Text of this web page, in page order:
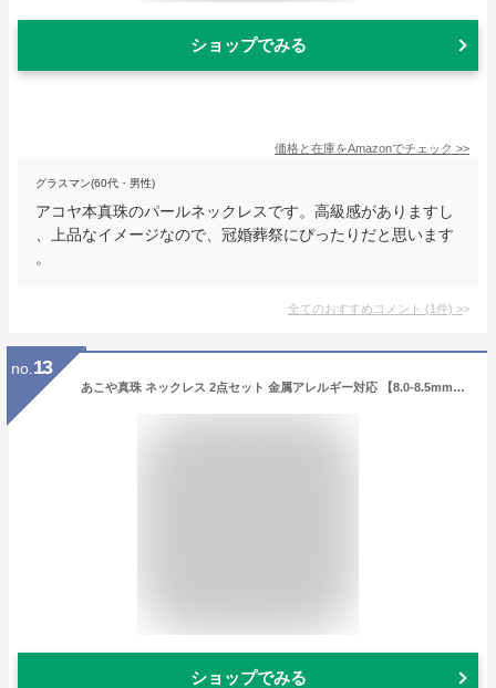
ショップでみる
価格と在庫をAmazonでチェック >>
グラスマン(60代・男性)
アコヤ本真珠のパールネックレスです。高級感がありますし
、上品なイメージなので、冠婚葬祭にぴったりだと思います
。
全てのおすすめコメント (1件) >
no. 13
あこや真珠 ネックレス 2点セット 金属アレルギー対応 【8.0-8.5mm】 (ピアス / ノンホールピアス) デビューサイズ フォーマル レディース 鑑定書 保管用ケース付 冠婚葬祭 アコヤ パール Seashore シーショア
ショップでみる